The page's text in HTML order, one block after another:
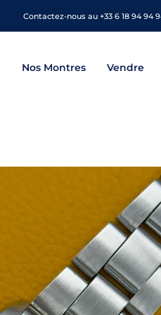
Contactez-nous au +33 6 18 94
Nos Montres Vendre